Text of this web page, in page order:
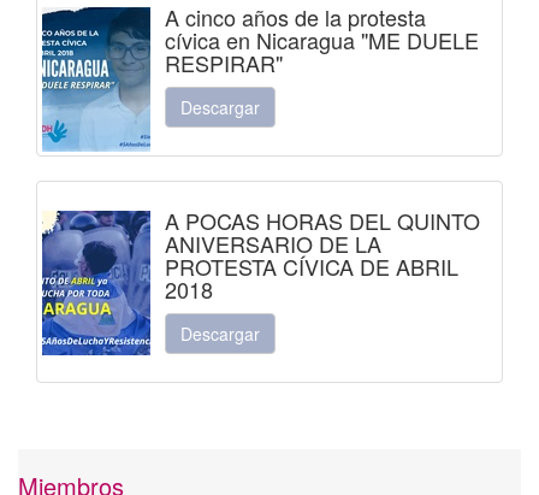
A cinco años de la protesta
cívica en Nicaragua "ME DUELE
RESPIRAR"
Descargar
A POCAS HORAS DEL QUINTO
ANIVERSARIO DE LA
PROTESTA CÍVICA DE ABRIL
2018
Descargar
Miembros